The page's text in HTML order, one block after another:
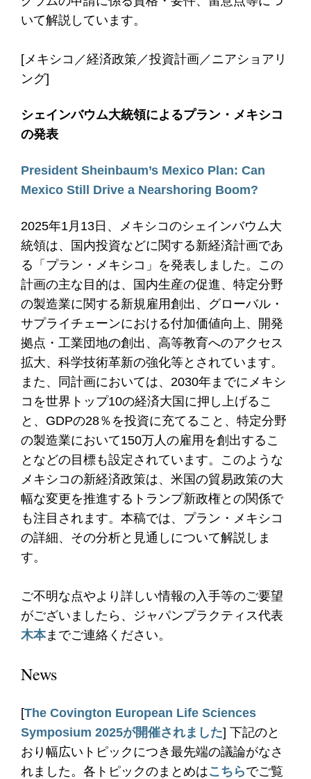
いて解説しています。
[メキシコ／経済政策／投資計画／ニアショアリ
ング]
シェインバウム大統領によるプラン・メキシコ
の発表
President Sheinbaum’s Mexico Plan: Can
Mexico Still Drive a Nearshoring Boom?
2025年1月13日、メキシコのシェインバウム大
統領は、国内投資などに関する新経済計画であ
る「プラン・メキシコ」を発表しました。この
計画の主な目的は、国内生産の促進、特定分野
の製造業に関する新規雇用創出、グローバル・
サプライチェーンにおける付加価値向上、開発
拠点・工業団地の創出、高等教育へのアクセス
拡大、科学技術革新の強化等とされています。
また、同計画においては、2030年までにメキシ
コを世界トップ10の経済大国に押し上げるこ
と、GDPの28％を投資に充てること、特定分野
の製造業において150万人の雇用を創出するこ
となどの目標も設定されています。このような
メキシコの新経済政策は、米国の貿易政策の大
幅な変更を推進するトランプ新政権との関係で
も注目されます。本稿では、プラン・メキシコ
の詳細、その分析と見通しについて解説しま
す。
ご不明な点やより詳しい情報の入手等のご要望
がございましたら、ジャパンプラクティス代表
木本までご連絡ください。
News
[The Covington European Life Sciences
Symposium 2025が開催されました] 下記のと
おり幅広いトピックにつき最先端の議論がなさ
れました。各トピックのまとめはこちらでご覧